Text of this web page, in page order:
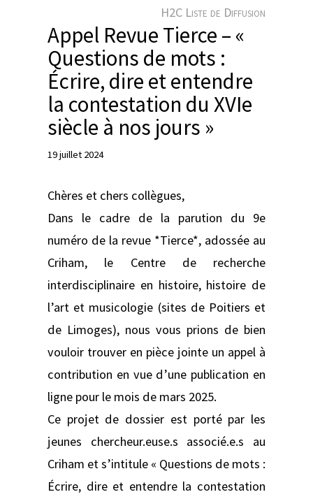
H2C Liste de Diffusion
Appel Revue Tierce – «
Questions de mots :
Écrire, dire et entendre
la contestation du XVIe
siècle à nos jours »
19 juillet 2024
Chères et chers collègues,
Dans le cadre de la parution du 9e
numéro de la revue *Tierce*, adossée au
Criham, le Centre de recherche
interdisciplinaire en histoire, histoire de
l’art et musicologie (sites de Poitiers et
de Limoges), nous vous prions de bien
vouloir trouver en pièce jointe un appel à
contribution en vue d’une publication en
ligne pour le mois de mars 2025.
Ce projet de dossier est porté par les
jeunes chercheur.euse.s associé.e.s au
Criham et s’intitule « Questions de mots :
Écrire, dire et entendre la contestation